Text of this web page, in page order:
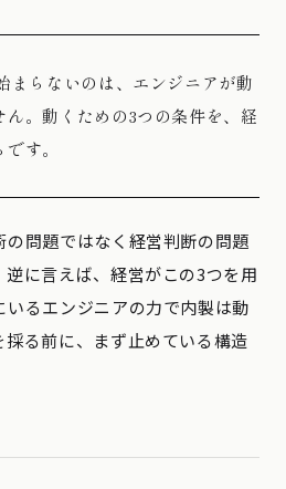
まらないのは、エンジニアが動
。動くための3つの条件を、経
す。
問題ではなく経営判断の問題
に言えば、経営がこの3つを用
るエンジニアの力で内製は動
る前に、まず止めている構造